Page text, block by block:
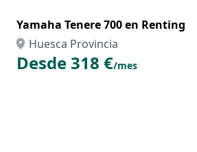
Yamaha Tenere 700 en Renting
Huesca Provincia
Desde 318 €/mes